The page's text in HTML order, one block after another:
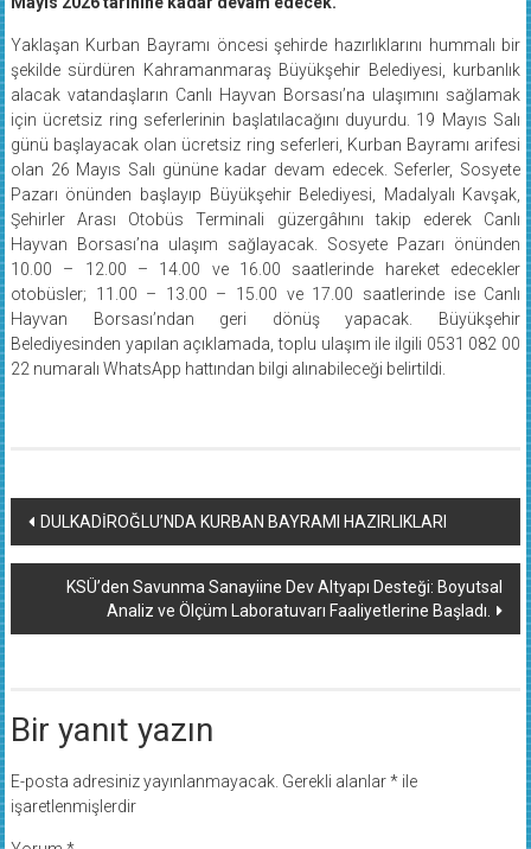
Yaklaşan Kurban Bayramı öncesi şehirde hazırlıklarını hummalı bir
şekilde sürdüren Kahramanmaraş Büyükşehir Belediyesi, kurbanlık
alacak vatandaşların Canlı Hayvan Borsası’na ulaşımını sağlamak
için ücretsiz ring seferlerinin başlatılacağını duyurdu. 19 Mayıs Salı
günü başlayacak olan ücretsiz ring seferleri, Kurban Bayramı arifesi
olan 26 Mayıs Salı gününe kadar devam edecek. Seferler, Sosyete
Pazarı önünden başlayıp Büyükşehir Belediyesi, Madalyalı Kavşak,
Şehirler Arası Otobüs Terminali güzergâhını takip ederek Canlı
Hayvan Borsası’na ulaşım sağlayacak. Sosyete Pazarı önünden
10.00 – 12.00 – 14.00 ve 16.00 saatlerinde hareket edecekler
otobüsler; 11.00 – 13.00 – 15.00 ve 17.00 saatlerinde ise Canlı
Hayvan Borsası’ndan geri dönüş yapacak. Büyükşehir
Belediyesinden yapılan açıklamada, toplu ulaşım ile ilgili 0531 082 00
22 numaralı WhatsApp hattından bilgi alınabileceği belirtildi.
Yazı
dolaşımı
DULKADİROĞLU’NDA KURBAN BAYRAMI HAZIRLIKLARI
KSÜ’den Savunma Sanayiine Dev Altyapı Desteği: Boyutsal
Analiz ve Ölçüm Laboratuvarı Faaliyetlerine Başladı.
Bir yanıt yazın
E-posta adresiniz yayınlanmayacak. Gerekli alanlar*ile
işaretlenmişlerdir